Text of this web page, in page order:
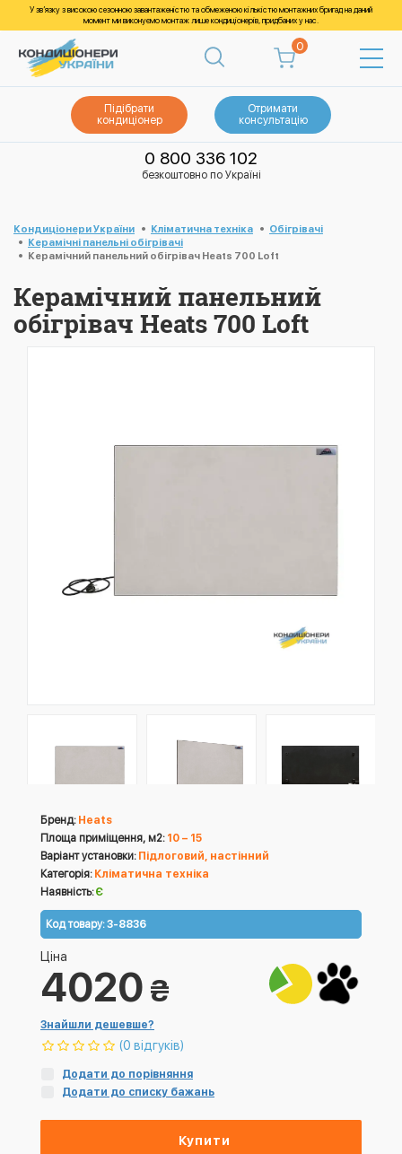
У зв’язку з високою сезонною завантаженістю та обмеженою кількістю монтажних бригад на даний
момент ми виконуємо монтаж лише кондиціонерів, придбаних у нас.
0
Підібрати
кондиціонер
Отримати
консультацію
0 800 336 102
безкоштовно по Україні
Кондиціонери України Кліматична техніка
Обігрівачі
Керамічні панельні обігрівачі
Керамічний панельний обігрівач Heats 700 Loft
Керамічний панельний
обігрівач Heats 700 Loft
Бренд: Heats
Площа приміщення, м2: 10 – 15
Варіант установки: Підлоговий, настінний
Категорія: Кліматична техніка
Наявність:Є
Код товару:3-8836
Ціна
4020 ₴
Знайшли дешевше?
(0 відгуків)
Додати до порівняння
Додати до списку бажань
Купити